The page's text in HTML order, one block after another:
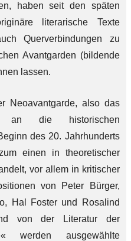
haben seit den späten
literarische Texte
Querverbindungen zu
Avantgarden (bildende
lassen.
Neoavantgarde, also das
an die historischen
des 20. Jahrhunderts
einen in theoretischer
vor allem in kritischer
von Peter Bürger,
Hal Foster und Rosalind
von der Literatur der
werden ausgewählte